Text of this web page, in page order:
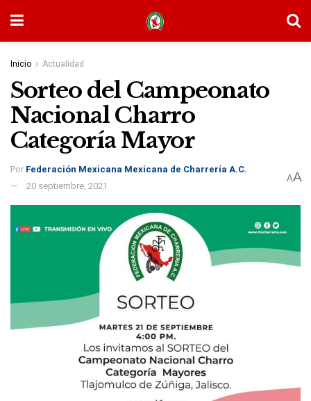
Inicio Actualidad
Sorteo del Campeonato
Nacional Charro
Categoría Mayor
Por Federación Mexicana Mexicana de Charrería A.C.
20 septiembre, 2021
AA